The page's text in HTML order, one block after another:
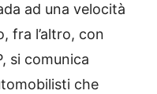
ad una velocità
fra l’altro, con
si comunica
che